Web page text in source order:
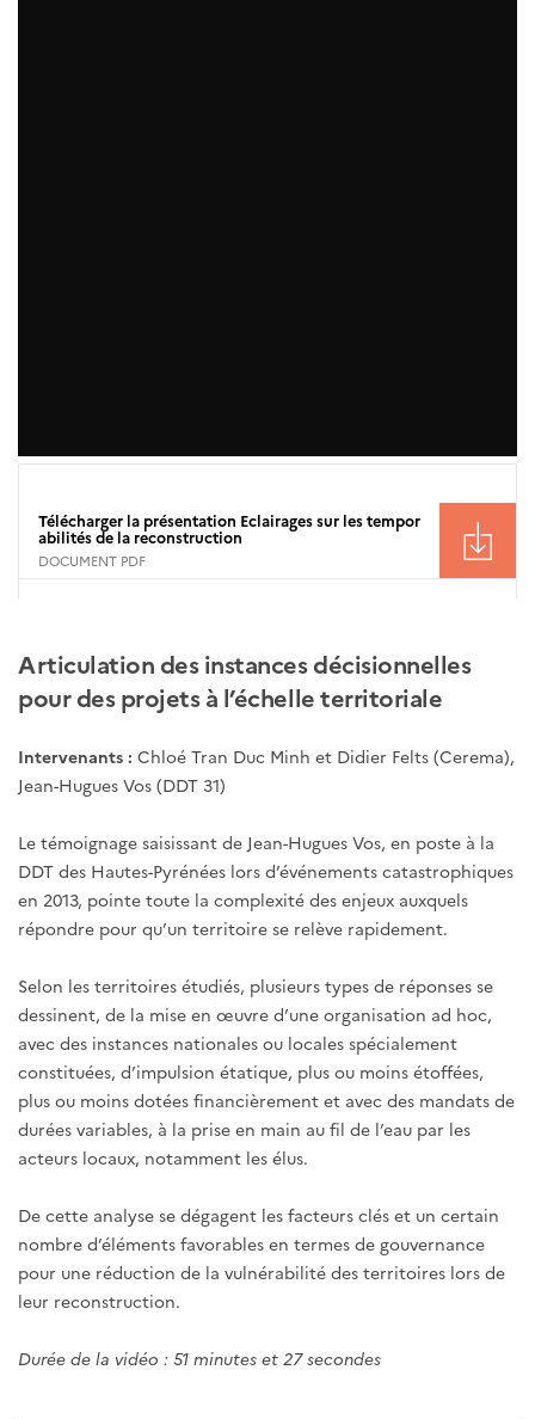
Télécharger la présentation Eclairages sur les tempor
abilités de la reconstruction
DOCUMENT PDF
Articulation des instances décisionnelles
pour des projets à l’échelle territoriale
Intervenants : Chloé Tran Duc Minh et Didier Felts (Cerema),
Jean-Hugues Vos (DDT 31)
Le témoignage saisissant de Jean-Hugues Vos, en poste à la
DDT des Hautes-Pyrénées lors d’événements catastrophiques
en 2013, pointe toute la complexité des enjeux auxquels
répondre pour qu’un territoire se relève rapidement.
Selon les territoires étudiés, plusieurs types de réponses se
dessinent, de la mise en œuvre d’une organisation ad hoc,
avec des instances nationales ou locales spécialement
constituées, d’impulsion étatique, plus ou moins étoffées,
plus ou moins dotées financièrement et avec des mandats de
durées variables, à la prise en main au fil de l’eau par les
acteurs locaux, notamment les élus.
De cette analyse se dégagent les facteurs clés et un certain
nombre d’éléments favorables en termes de gouvernance
pour une réduction de la vulnérabilité des territoires lors de
leur reconstruction.
Durée de la vidéo : 51 minutes et 27 secondes